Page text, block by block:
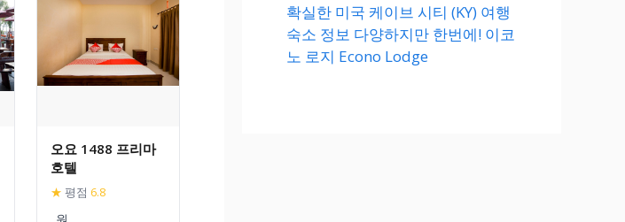
오요 1488 프리마
호텔
★ 평점 6.8
확실한 미국 케이브 시티 (KY) 여행
숙소 정보 다양하지만 한번에! 이코
노 로지 Econo Lodge